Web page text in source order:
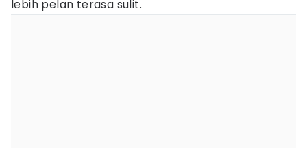
lebih pelan terasa sulit.